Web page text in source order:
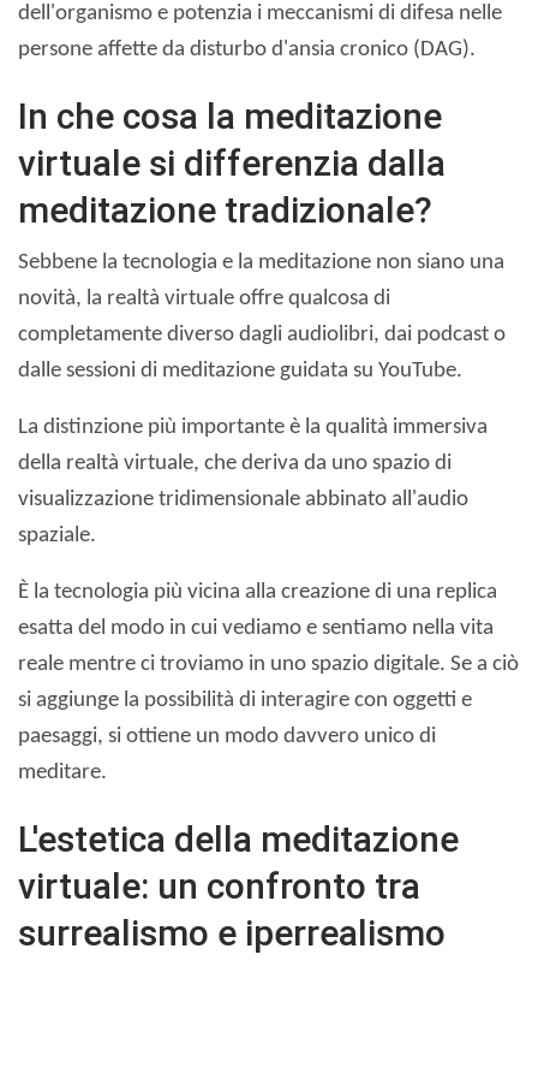
dell'organismo e potenzia i meccanismi di difesa nelle
persone affette da disturbo d'ansia cronico (DAG).
In che cosa la meditazione
virtuale si differenzia dalla
meditazione tradizionale?
Sebbene la tecnologia e la meditazione non siano una
novità, la realtà virtuale offre qualcosa di
completamente diverso dagli audiolibri, dai podcast o
dalle sessioni di meditazione guidata su YouTube.
La distinzione più importante è la qualità immersiva
della realtà virtuale, che deriva da uno spazio di
visualizzazione tridimensionale abbinato all'audio
spaziale.
È la tecnologia più vicina alla creazione di una replica
esatta del modo in cui vediamo e sentiamo nella vita
reale mentre ci troviamo in uno spazio digitale. Se a ciò
si aggiunge la possibilità di interagire con oggetti e
paesaggi, si ottiene un modo davvero unico di
meditare.
L'estetica della meditazione
virtuale: un confronto tra
surrealismo e iperrealismo